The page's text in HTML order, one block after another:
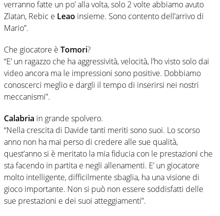
verranno fatte un po’ alla volta, solo 2 volte abbiamo avuto
Zlatan, Rebic e Leao insieme. Sono contento dell’arrivo di
Mario”.
Che giocatore è Tomori?
“E’ un ragazzo che ha aggressività, velocità, l’ho visto solo dai
video ancora ma le impressioni sono positive. Dobbiamo
conoscerci meglio e dargli il tempo di inserirsi nei nostri
meccanismi”.
Calabria in grande spolvero.
“Nella crescita di Davide tanti meriti sono suoi. Lo scorso
anno non ha mai perso di credere alle sue qualità,
quest’anno si è meritato la mia fiducia con le prestazioni che
sta facendo in partita e negli allenamenti. E’ un giocatore
molto intelligente, difficilmente sbaglia, ha una visione di
gioco importante. Non si può non essere soddisfatti delle
sue prestazioni e dei suoi atteggiamenti”.